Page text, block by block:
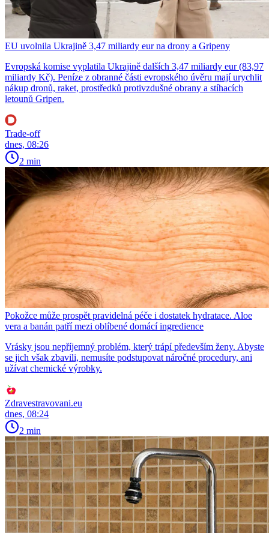
EU uvolnila Ukrajině 3,47 miliardy eur na drony a Gripeny
Evropská komise vyplatila Ukrajině dalších 3,47 miliardy eur (83,97
miliardy Kč). Peníze z obranné části evropského úvěru mají urychlit
nákup dronů, raket, prostředků protivzdušné obrany a stíhacích
letounů Gripen.
Trade-off
dnes, 08:26
2 min
Pokožce může prospět pravidelná péče i dostatek hydratace. Aloe
vera a banán patří mezi oblíbené domácí ingredience
Vrásky jsou nepříjemný problém, který trápí především ženy. Abyste
se jich však zbavili, nemusíte podstupovat náročné procedury, ani
užívat chemické výrobky.
Zdravestravovani.eu
dnes, 08:24
2 min